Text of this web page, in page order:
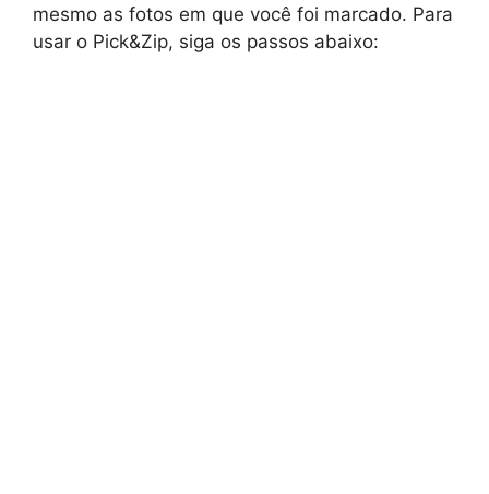
mesmo as fotos em que você foi marcado. Para
usar o Pick&Zip, siga os passos abaixo: